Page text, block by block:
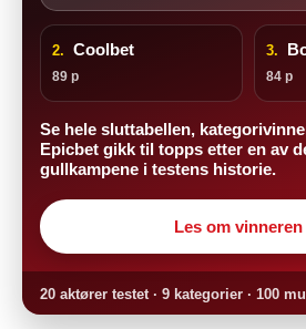
2. Coolbet
89 p
3.
84 p
Se hele sluttabellen,
Epicbet gikk til topps etter en av
gullkampene i testens historie.
Les om
20 aktører testet · 9 kategorier · 100